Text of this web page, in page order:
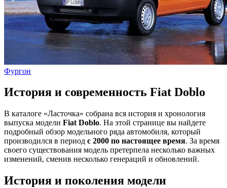
Фургон
История и современность Fiat Doblo
В каталоге «Ласточка» собрана вся история и хронология
выпуска модели Fiat Doblo. На этой странице вы найдете
подробный обзор модельного ряда автомобиля, который
производился в период с 2000 по настоящее время. За время
своего существования модель претерпела несколько важных
изменений, сменив несколько генераций и обновлений.
История и поколения модели